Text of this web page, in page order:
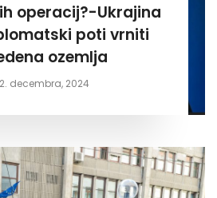
operacij?-Ukrajina
poti vrniti
ozemlja
2. decembra, 2024